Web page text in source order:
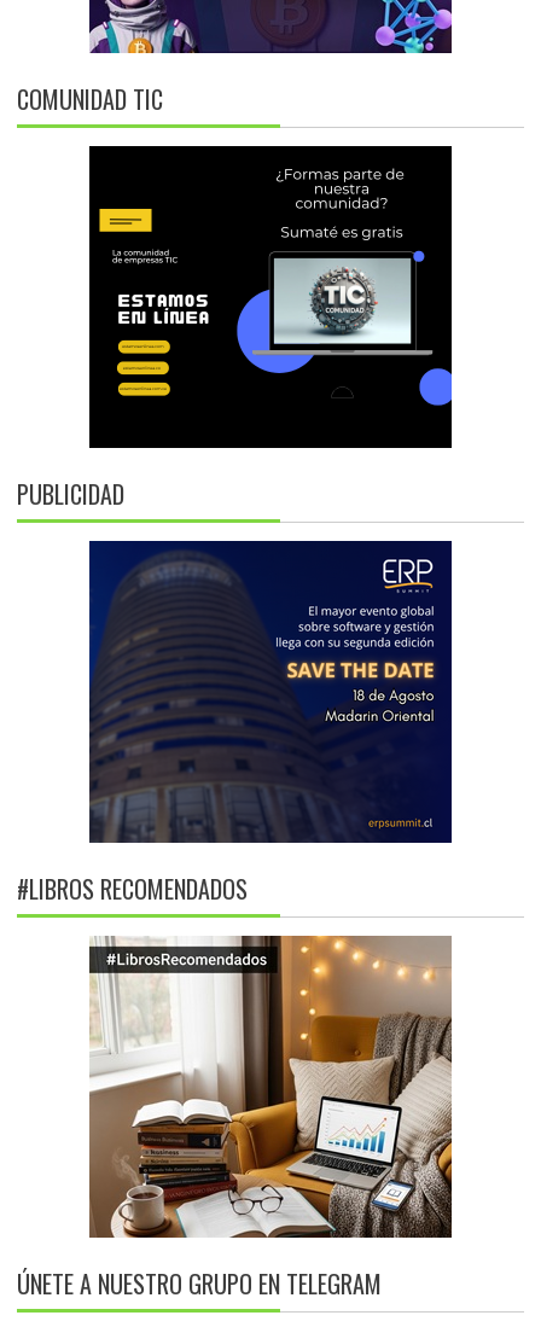
COMUNIDAD TIC
PUBLICIDAD
#LIBROS RECOMENDADOS
ÚNETE A NUESTRO GRUPO EN TELEGRAM